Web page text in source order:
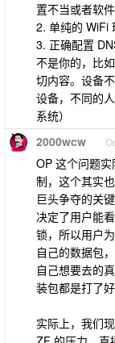
置不当或者软
2. 单纯的 WiFi
3. 正确配置
不是你的，比
切内容。设备
设备，不同的
系统）
2000wcw
OP 这个问题
制，这个其实
巨头争夺的关
决定了用户能
锁，所以用户
自己的数据包
自己想要去的
装包都是打了
实际上，我们